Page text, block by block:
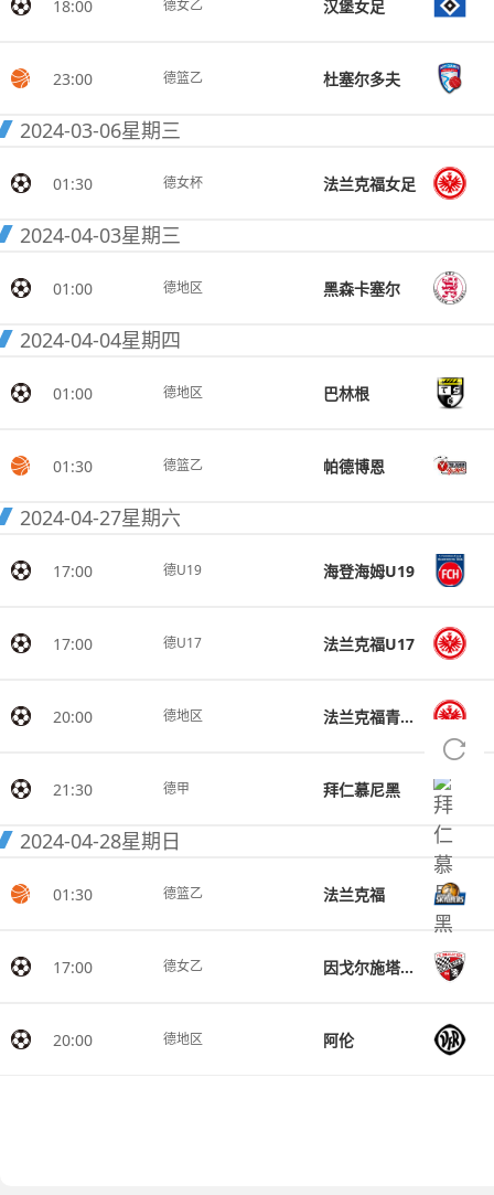
18:00 德女乙 汉堡女足
23:00 德篮乙 杜塞尔多夫
2024-03-06星期三
01:30 德女杯 法兰克福女足
2024-04-03星期三
01:00 德地区 黑森卡塞尔
2024-04-04星期四
01:00 德地区 巴林根
01:30 德篮乙 帕德博恩
2024-04-27星期六
17:00 德U19 海登海姆U19
17:00 德U17 法兰克福U17
20:00 德地区 法兰克福青年队
21:30 德甲 拜仁慕尼黑
2024-04-28星期日
01:30 德篮乙 法兰克福
17:00 德女乙 因戈尔施塔特女足
20:00 德地区 阿伦